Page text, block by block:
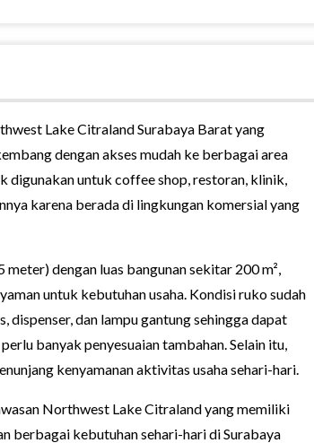
Lake Citraland Surabaya Barat yang
dengan akses mudah ke berbagai area
digunakan untuk coffee shop, restoran, klinik,
karena berada di lingkungan komersial yang
meter) dengan luas bangunan sekitar 200 m²,
untuk kebutuhan usaha. Kondisi ruko sudah
dispenser, dan lampu gantung sehingga dapat
banyak penyesuaian tambahan. Selain itu,
kenyamanan aktivitas usaha sehari-hari.
Northwest Lake Citraland yang memiliki
berbagai kebutuhan sehari-hari di Surabaya